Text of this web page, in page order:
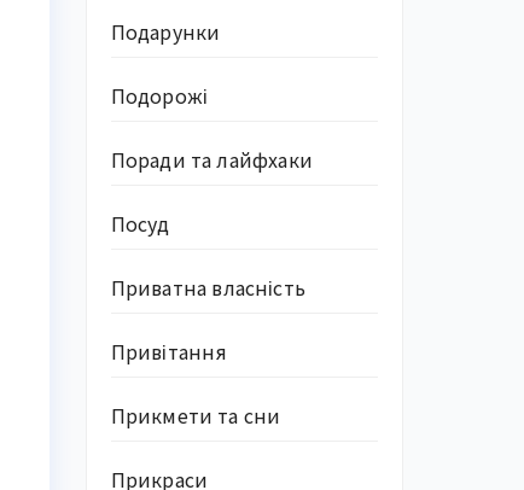
Подарунки
Подорожі
Поради та лайфхаки
Посуд
Приватна власність
Привітання
Прикмети та сни
Прикраси